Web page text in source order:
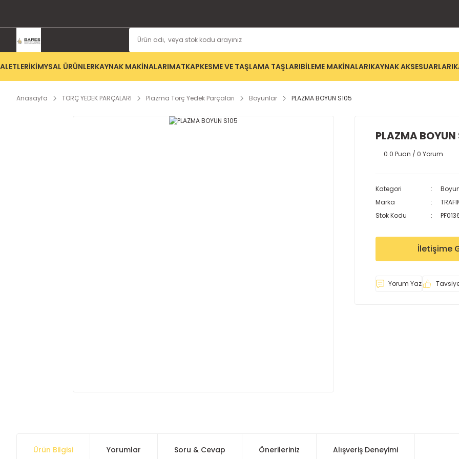
KİMYSAL ÜRÜNLERKAYNAK MAKİNALARIMATKAPKESME VE TAŞLAMA TAŞLARIBİLEME MAKİNALARIKAYNAK AKSESUARLARI
Anasayfa TORÇ YEDEK PARÇALARI Plazma Torç Yedek Parçaları Boyunlar PLAZMA BOYUN S105
PLAZMA BOYUN
0.0 Puan / 0 Yorum
Kategori
Marka
Stok Kodu
İletişime
Yorum Yaz
Ürün Bilgisi Yorumlar Soru & Cevap Önerileriniz Alışveriş Deneyimi